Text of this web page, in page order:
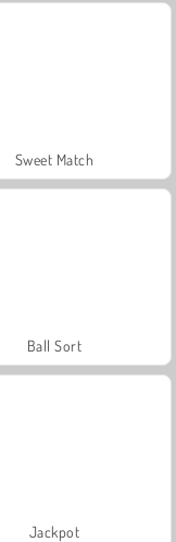
Sweet Match
Ball Sort
Jackpot